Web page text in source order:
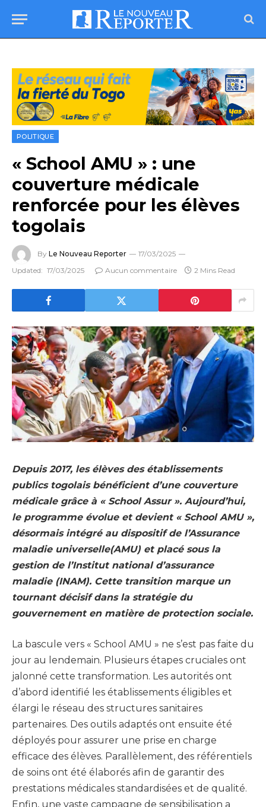
POLITIQUE
« School AMU » : une
couverture médicale
renforcée pour les élèves
togolais
By Le Nouveau Reporter
17/03/2025
Updated: 17/03/2025 Aucun commentaire 2 Mins Read
Depuis 2017, les élèves des établissements
publics togolais bénéficient d’une couverture
médicale grâce à « School Assur ». Aujourd’hui,
le programme évolue et devient « School AMU »,
désormais intégré au dispositif de l’Assurance
maladie universelle(AMU) et placé sous la
gestion de l’Institut national d’assurance
maladie (INAM). Cette transition marque un
tournant décisif dans la stratégie du
gouvernement en matière de protection sociale.
La bascule vers « School AMU » ne s’est pas faite du
jour au lendemain. Plusieurs étapes cruciales ont
jalonné cette transformation. Les autorités ont
d’abord identifié les établissements éligibles et
élargi le réseau des structures sanitaires
partenaires. Des outils adaptés ont ensuite été
déployés pour assurer une prise en charge
efficace des élèves. Parallèlement, des référentiels
de soins ont été élaborés afin de garantir des
prestations médicales standardisées et de qualité.
Enfin, une vaste campagne de sensibilisation a